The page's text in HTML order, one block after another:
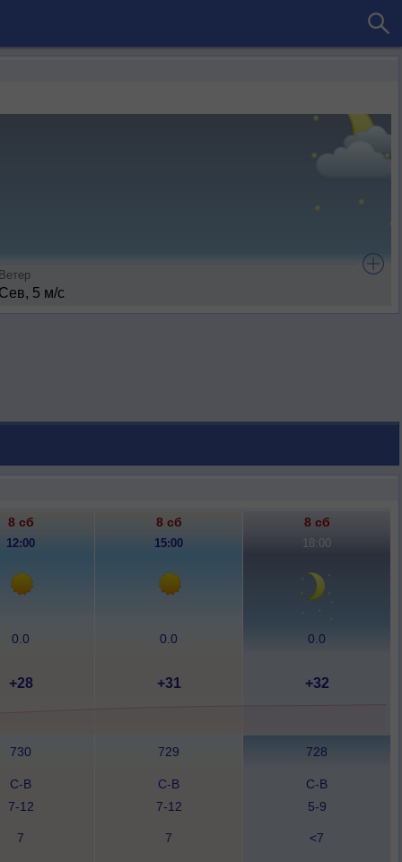
5 м/с
8 сб 8 сб 8 сб
12:00 15:00 18:00
0.0 0.0 0.0
+28 +31 +32
730 729 728
С-В
7-12
С-В
7-12
С-В
5-9
7 7 <7